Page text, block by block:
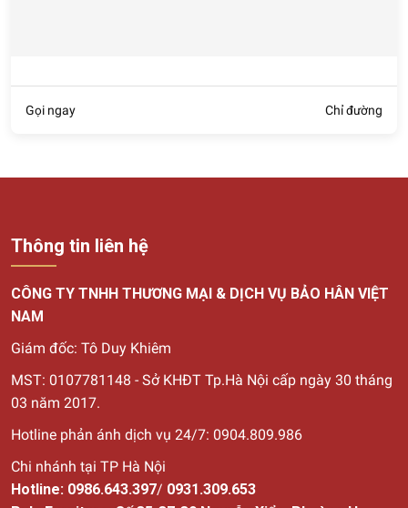
Gọi ngay Chỉ đường
Thông tin liên hệ
CÔNG TY TNHH THƯƠNG MẠI & DỊCH VỤ BẢO HÂN VIỆT
NAM
Giám đốc: Tô Duy Khiêm
MST: 0107781148 - Sở KHĐT Tp.Hà Nội cấp ngày 30 tháng
03 năm 2017.
Hotline phản ánh dịch vụ 24/7: 0904.809.986
Chi nhánh tại TP Hà Nội
Hotline: 0986.643.397/ 0931.309.653